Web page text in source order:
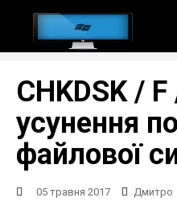
CHKDSK /
усунення
файлової
05 травня 2017 Дмитро